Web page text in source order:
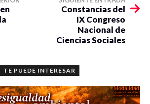
Constancias del
IX Congreso
Nacional de
Ciencias Sociales
TE PUEDE INTERESAR